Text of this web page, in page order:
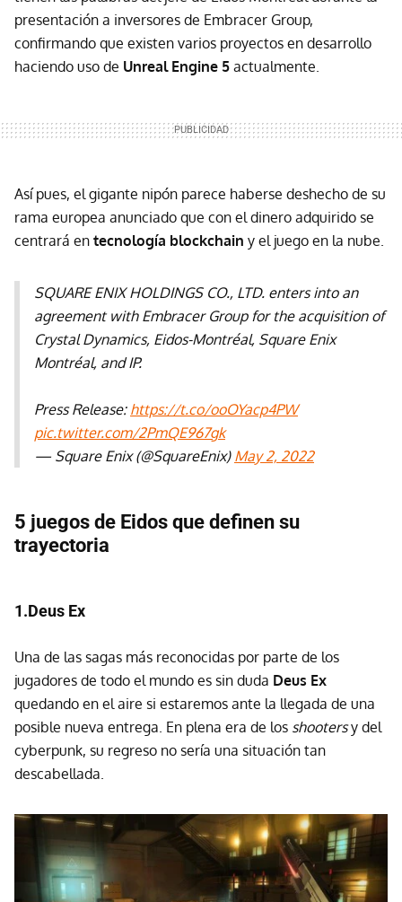
presentación a inversores de Embracer Group,
confirmando que existen varios proyectos en desarrollo
haciendo uso de Unreal Engine 5 actualmente.
Así pues, el gigante nipón parece haberse deshecho de su
rama europea anunciado que con el dinero adquirido se
centrará en tecnología blockchain y el juego en la nube.
SQUARE ENIX HOLDINGS CO., LTD. enters into an
agreement with Embracer Group for the acquisition of
Crystal Dynamics, Eidos-Montréal, Square Enix
Montréal, and IP.
Press Release: https://t.co/ooOYacp4PW
pic.twitter.com/2PmQE967gk
— Square Enix (@SquareEnix) May 2, 2022
5 juegos de Eidos que definen su
trayectoria
1.Deus Ex
Una de las sagas más reconocidas por parte de los
jugadores de todo el mundo es sin duda Deus Ex
quedando en el aire si estaremos ante la llegada de una
posible nueva entrega. En plena era de los shootersy del
cyberpunk, su regreso no sería una situación tan
descabellada.